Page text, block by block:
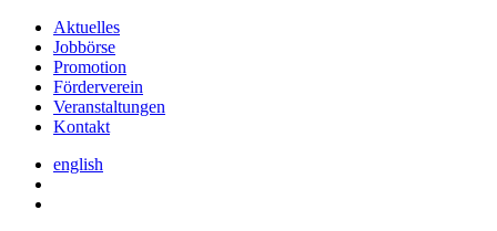
Aktuelles
Jobbörse
Promotion
Förderverein
Veranstaltungen
Kontakt
english